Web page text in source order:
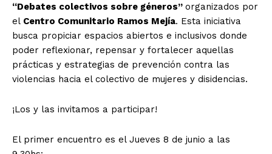
“Debates colectivos sobre géneros” organizados por
el Centro Comunitario Ramos Mejía. Esta iniciativa
busca propiciar espacios abiertos e inclusivos donde
poder reflexionar, repensar y fortalecer aquellas
prácticas y estrategias de prevención contra las
violencias hacia el colectivo de mujeres y disidencias.
¡Los y las invitamos a participar!
El primer encuentro es el Jueves 8 de junio a las